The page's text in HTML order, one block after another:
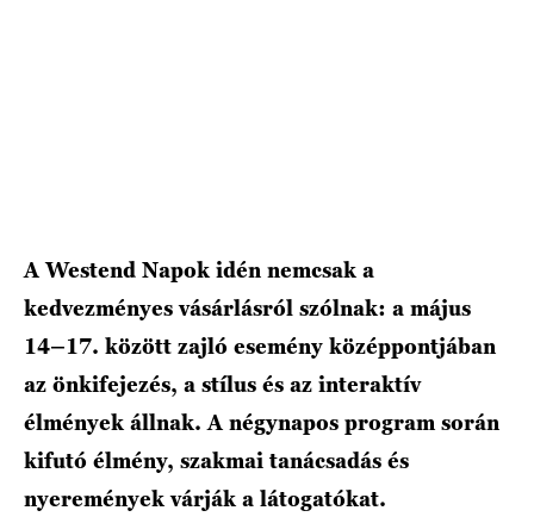
A Westend Napok idén nemcsak a
kedvezményes vásárlásról szólnak: a május
14–17. között zajló esemény középpontjában
az önkifejezés, a stílus és az interaktív
élmények állnak. A négynapos program során
kifutó élmény, szakmai tanácsadás és
nyeremények várják a látogatókat.